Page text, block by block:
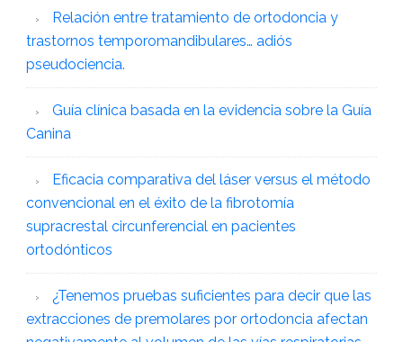
Relación entre tratamiento de ortodoncia y
trastornos temporomandibulares… adiós
pseudociencia.
Guía clínica basada en la evidencia sobre la Guía
Canina
Eficacia comparativa del láser versus el método
convencional en el éxito de la fibrotomía
supracrestal circunferencial en pacientes
ortodónticos
¿Tenemos pruebas suficientes para decir que las
extracciones de premolares por ortodoncia afectan